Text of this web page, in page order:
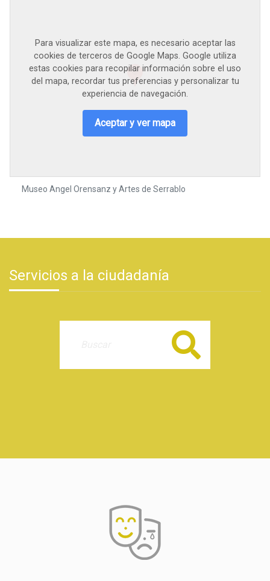
Para visualizar este mapa, es necesario aceptar las
cookies de terceros de Google Maps. Google utiliza
estas cookies para recopilar información sobre el uso
del mapa, recordar tus preferencias y personalizar tu
experiencia de navegación.
Aceptar y ver mapa
Museo Angel Orensanz y Artes de Serrablo
Servicios a la ciudadanía
Buscar